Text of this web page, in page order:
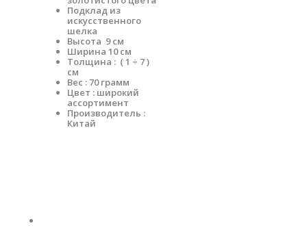
Подклад из
искусственного
шелка
Высота 9 см
Ширина 10 см
Толщина : ( 1 ÷ 7 )
см
Вес : 70 грамм
Цвет : широкий
ассортимент
Производитель :
Китай